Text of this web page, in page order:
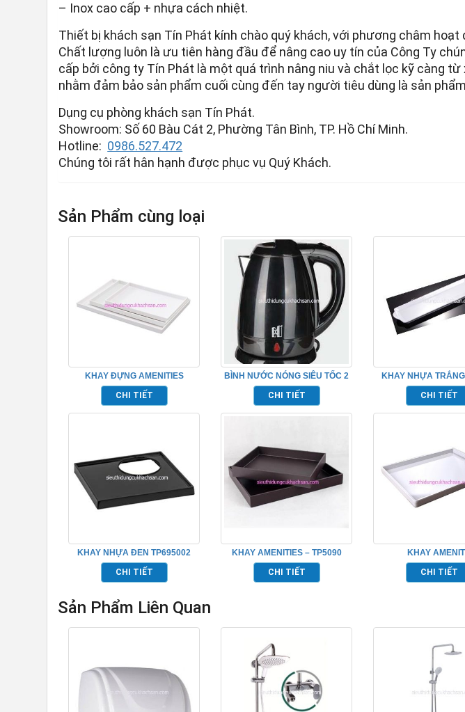
– Inox cao cấp + nhựa cách nhiệt.
Thiết bị khách sạn Tín Phát kính chào quý khách, với phương châm hoạt
Chất lượng luôn là ưu tiên hàng đầu để nâng cao uy tín của Công Ty
cấp bởi công ty Tín Phát là một quá trình nâng niu và chắt lọc kỹ càng
nhằm đảm bảo sản phẩm cuối cùng đến tay người tiêu dùng là sản
Dụng cụ phòng khách sạn Tín Phát.
Showroom: Số 60 Bàu Cát 2, Phường Tân Bình, TP. Hồ Chí Minh.
Hotline: 0986.527.472
Chúng tôi rất hân hạnh được phục vụ Quý Khách.
Sản Phẩm cùng loại
KHAY ĐỰNG AMENITIES
KHÁCH SẠN
CHI TIẾT
BÌNH NƯỚC NÓNG SIÊU TỐC 2
LỚP TP695005
CHI TIẾT
KHAY NHỰA
CẦM
CHI TIẾT
KHAY NHỰA ĐEN TP695002
CHI TIẾT
KHAY AMENITIES – TP5090
CHI TIẾT
KHAY
CHI TIẾT
Sản Phẩm Liên Quan